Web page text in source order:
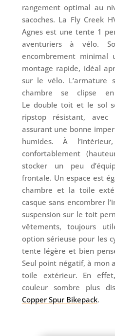
rangement optimal au
sacoches. La Fly Creek
Agnes est une tente 1
aventuriers à vélo.
encombrement
montage rapide, idéal
sur le vélo. L’armature
chambre se clipse en
Le double toit et le sol
ripstop résistant, avec
assurant une bonne
humides. À
confortablement
stocker un peu
frontale. Un espace est
chambre et la toile
casque sans encombrer
suspension sur le toit
vêtements, toujours
option sérieuse pour les
tente légère et bien
Seul point négatif, à mon
toile extérieur. En
couleur sombre plus
Copper Spur Bikepack.